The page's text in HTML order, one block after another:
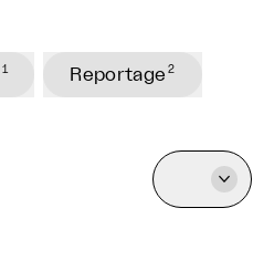
1 Reportage 2
